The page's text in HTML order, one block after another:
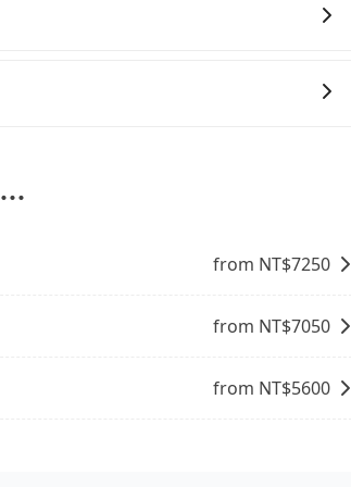
住房。台灣人常用的線上訂房平台有
等。正常來說，線上刷卡付款完後預定
場卻沒房可住的窘境，所以在預定時要不
再人工確認。假如不介意多花一點錢省下
⋯
from NT$7250
from NT$7050
from NT$5600